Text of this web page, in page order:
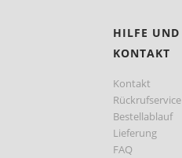
HILFE UND
KONTAKT
Kontakt
Rückrufservice
Bestellablauf
Lieferung
FAQ